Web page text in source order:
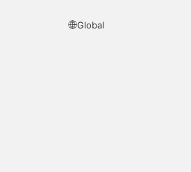
Global